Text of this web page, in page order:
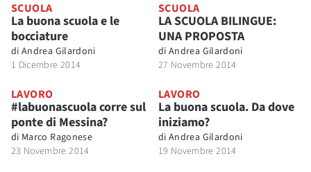
SCUOLA
La buona scuola e le
bocciature
di Andrea Gilardoni
1 Dicembre 2014
SCUOLA
LA SCUOLA BILINGUE:
UNA PROPOSTA
di Andrea Gilardoni
27 Novembre 2014
LAVORO
#labuonascuola corre sul
ponte di Messina?
di Marco Ragonese
23 Novembre 2014
LAVORO
La buona scuola. Da dove
iniziamo?
di Andrea Gilardoni
19 Novembre 2014